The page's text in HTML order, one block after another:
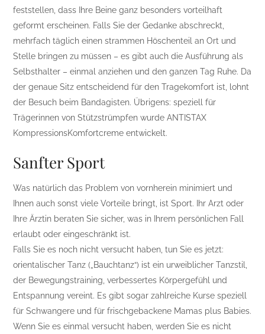
feststellen, dass Ihre Beine ganz besonders vorteilhaft
geformt erscheinen. Falls Sie der Gedanke abschreckt,
mehrfach täglich einen strammen Höschenteil an Ort und
Stelle bringen zu müssen – es gibt auch die Ausführung als
Selbsthalter – einmal anziehen und den ganzen Tag Ruhe. Da
der genaue Sitz entscheidend für den Tragekomfort ist, lohnt
der Besuch beim Bandagisten. Übrigens: speziell für
Trägerinnen von Stützstrümpfen wurde ANTISTAX
KompressionsKomfortcreme entwickelt.
Sanfter Sport
Was natürlich das Problem von vornherein minimiert und
Ihnen auch sonst viele Vorteile bringt, ist Sport. Ihr Arzt oder
Ihre Ärztin beraten Sie sicher, was in Ihrem persönlichen Fall
erlaubt oder eingeschränkt ist.
Falls Sie es noch nicht versucht haben, tun Sie es jetzt:
orientalischer Tanz („Bauchtanz“) ist ein urweiblicher Tanzstil,
der Bewegungstraining, verbessertes Körpergefühl und
Entspannung vereint. Es gibt sogar zahlreiche Kurse speziell
für Schwangere und für frischgebackene Mamas plus Babies.
Wenn Sie es einmal versucht haben, werden Sie es nicht